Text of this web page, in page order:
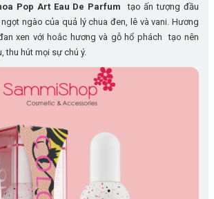
Pop Art Eau De Parfum tạo ấn tượng đầu
ngào của quả lý chua đen, lê và vani. Hương
xen với hoắc hương và gỗ hổ phách tạo nên
thu hút mọi sự chú ý.